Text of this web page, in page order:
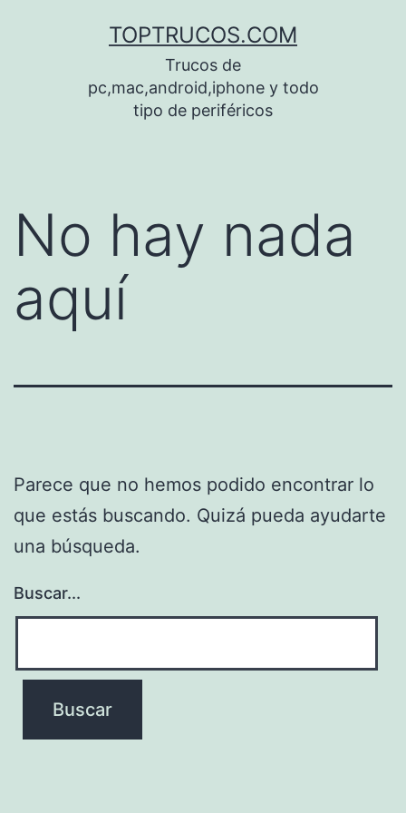
TOPTRUCOS.COM
Trucos de
pc,mac,android,iphone y todo
tipo de periféricos
No hay nada
aquí
Parece que no hemos podido encontrar lo
que estás buscando. Quizá pueda ayudarte
una búsqueda.
Buscar...